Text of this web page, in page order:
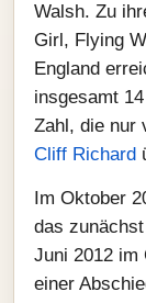
Walsh. Zu
Girl, Flying
England
insgesamt
Zahl, die nur
Cliff Richard
Im Oktober
das
Juni 2012 im
einer